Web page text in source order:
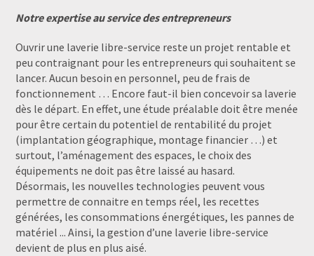
Notre expertise au service des entrepreneurs
Ouvrir une laverie libre-service reste un projet rentable et
peu contraignant pour les entrepreneurs qui souhaitent se
lancer. Aucun besoin en personnel, peu de frais de
fonctionnement … Encore faut-il bien concevoir sa laverie
dès le départ. En effet, une étude préalable doit être menée
pour être certain du potentiel de rentabilité du projet
(implantation géographique, montage financier …) et
surtout, l’aménagement des espaces, le choix des
équipements ne doit pas être laissé au hasard.
Désormais, les nouvelles technologies peuvent vous
permettre de connaitre en temps réel, les recettes
générées, les consommations énergétiques, les pannes de
matériel ... Ainsi, la gestion d’une laverie libre-service
devient de plus en plus aisé.